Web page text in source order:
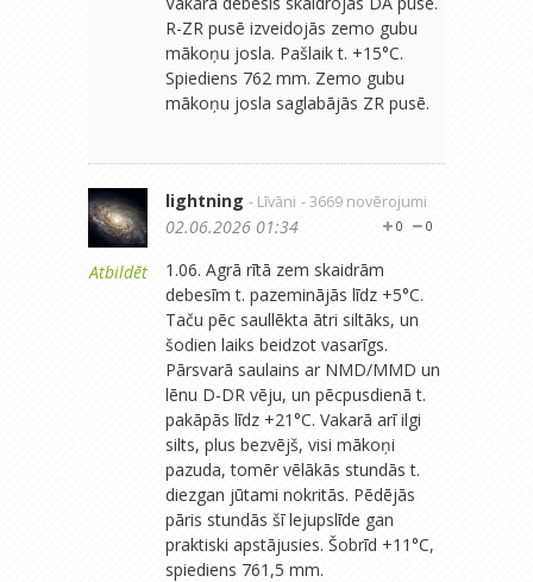
R-ZR pusē izveidojās zemo gubu
mākoņu josla. Pašlaik t. +15°C.
Spiediens 762 mm. Zemo gubu
mākoņu josla saglabājās ZR pusē.
Atbildēt
lightning - Līvāni - 3669 novērojumi
0
0
02.06.2026 01:34
1.06. Agrā rītā zem skaidrām
debesīm t. pazeminājās līdz +5°C.
Taču pēc saullēkta ātri siltāks, un
šodien laiks beidzot vasarīgs.
Pārsvarā saulains ar NMD/MMD un
lēnu D-DR vēju, un pēcpusdienā t.
pakāpās līdz +21°C. Vakarā arī ilgi
silts, plus bezvējš, visi mākoņi
pazuda, tomēr vēlākās stundās t.
diezgan jūtami nokritās. Pēdējās
pāris stundās šī lejupslīde gan
praktiski apstājusies. Šobrīd +11°C,
spiediens 761,5 mm.